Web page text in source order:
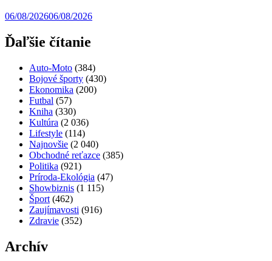
06/08/202606/08/2026
Ďaľšie čítanie
Auto-Moto (384)
Bojové športy (430)
Ekonomika (200)
Futbal (57)
Kniha (330)
Kultúra (2 036)
Lifestyle (114)
Najnovšie (2 040)
Obchodné reťazce (385)
Politika (921)
Príroda-Ekológia (47)
Showbiznis (1 115)
Šport (462)
Zaujímavosti (916)
Zdravie (352)
Archív